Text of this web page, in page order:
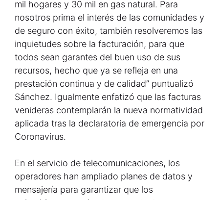
mil hogares y 30 mil en gas natural. Para
nosotros prima el interés de las comunidades y
de seguro con éxito, también resolveremos las
inquietudes sobre la facturación, para que
todos sean garantes del buen uso de sus
recursos, hecho que ya se refleja en una
prestación continua y de calidad” puntualizó
Sánchez. Igualmente enfatizó que las facturas
venideras contemplarán la nueva normatividad
aplicada tras la declaratoria de emergencia por
Coronavirus.
En el servicio de telecomunicaciones, los
operadores han ampliado planes de datos y
mensajería para garantizar que los